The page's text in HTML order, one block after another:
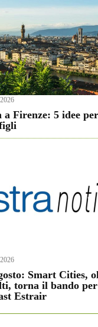
Firenze: 5 idee
Smart Cities,
torna il bando
Estrair